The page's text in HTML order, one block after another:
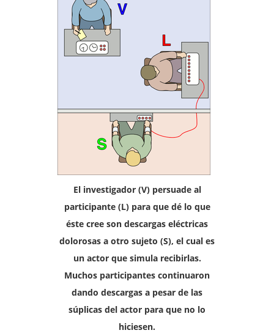
El investigador (V) persuade al
participante (L) para que dé lo que
éste cree son descargas eléctricas
dolorosas a otro sujeto (S), el cual es
un actor que simula recibirlas.
Muchos participantes continuaron
dando descargas a pesar de las
súplicas del actor para que no lo
hiciesen.